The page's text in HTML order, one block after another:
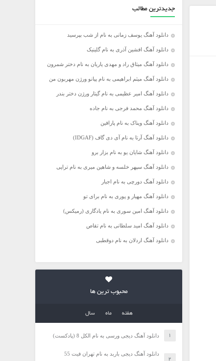
جدیدترین مطالب
دانلود آهنگ یوسف زمانی به نام از شب بپرسید
دانلود آهنگ افشین آذری به نام گلینیک
دانلود آهنگ میثاق راد و مهدی یاریان به نام دختر شمرون
دانلود آهنگ میثم ابراهیمی به نام پیانو ورژن مهربون من
دانلود آهنگ امیر عظیمی به نام گیتار ورژن دختر بندر
دانلود آهنگ محمد فرجی به نام جاده
دانلود آهنگ ویناک به نام پارافین
دانلود آهنگ آرتا به نام آی دی گاف (IDGAF)
دانلود آهنگ شایان یو به نام بزار برو
دانلود آهنگ سپهر خلسه و شاهین میری به نام تراپی
دانلود آهنگ دورچی به نام اجبار
دانلود آهنگ مهیار و پوری به نام برای تو
دانلود آهنگ امین سوری به نام یادگاری (رمیکس)
دانلود آهنگ امید سلطانی به نام تقاص
دانلود آهنگ اردلان به نام دوقطبی
محبوب ترین ها
هفته ماه سال
دانلود آهنگ دیجی ورسی به نام الکل 8 (پادکست)
دانلود آهنگ دیجی باربد به نام تهران فیت 55